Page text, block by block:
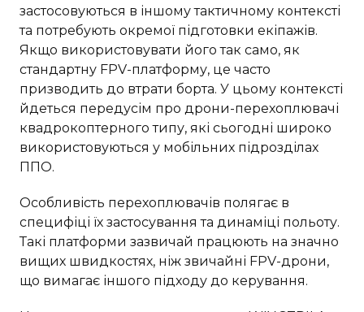
застосовуються в іншому тактичному контексті
та потребують окремої підготовки екіпажів.
Якщо використовувати його так само, як
стандартну FPV-платформу, це часто
призводить до втрати борта. У цьому контексті
йдеться передусім про дрони-перехоплювачі
квадрокоптерного типу, які сьогодні широко
використовуються у мобільних підрозділах
ППО.
Особливість перехоплювачів полягає в
специфіці їх застосування та динаміці польоту.
Такі платформи зазвичай працюють на значно
вищих швидкостях, ніж звичайні FPV-дрони,
що вимагає іншого підходу до керування.